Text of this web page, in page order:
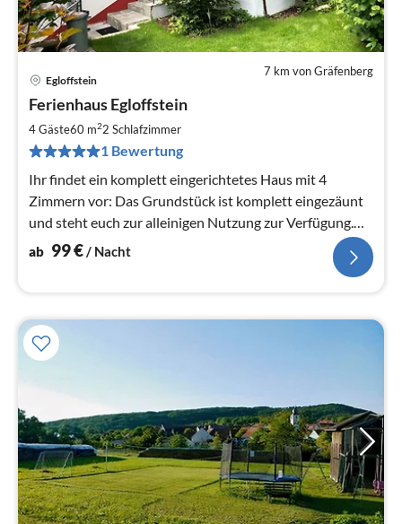
7 km von Gräfenberg
Egloffstein
Ferienhaus Egloffstein
4 Gäste60 m22 Schlafzimmer
1 Bewertung
Ihr findet ein komplett eingerichtetes Haus mit 4
Zimmern vor: Das Grundstück ist komplett eingezäunt
und steht euch zur alleinigen Nutzung zur Verfügung.
Kostenloses WLAN 1000Mbit
ab 99€/ Nacht